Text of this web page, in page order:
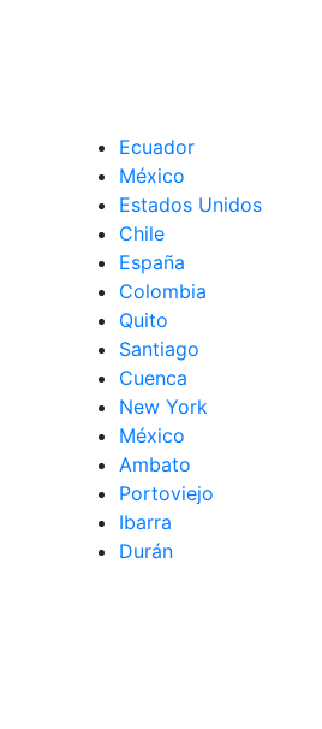
Ecuador
México
Estados Unidos
Chile
España
Colombia
Quito
Santiago
Cuenca
New York
México
Ambato
Portoviejo
Ibarra
Durán